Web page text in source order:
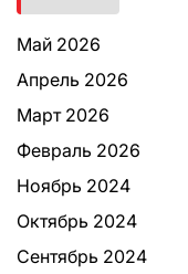
Май 2026
Апрель 2026
Март 2026
Февраль 2026
Ноябрь 2024
Октябрь 2024
Сентябрь 2024